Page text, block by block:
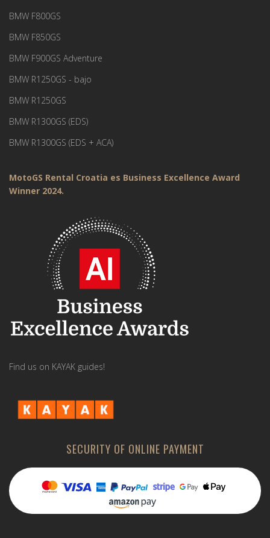
BMW F800GS
BMW F850GS
BMW F900GS Adventure
BMW R1250GS - bajo
BMW R1250GS
BMW R1300GS (EDS)
BMW R1300GS (EDS + ACA)
MotoGS Rental Croatia es Business Excellence Award
Winner 2024.
Find us on KAYAK guides!
SECURITY OF ONLINE PAYMENT